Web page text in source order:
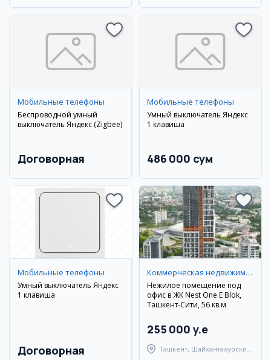
Мобильные телефоны
Беспроводной умный
выключатель Яндекс (Zigbee)
Договорная
Мобильные телефоны
Умный выключатель Яндекс
1 клавиша
486 000 сум
Мобильные телефоны
Умный выключатель Яндекс
1 клавиша
Договорная
Коммерческая недвижимость
Нежилое помещение под
офис в ЖК Nest One E Blok,
Ташкент-Сити, 56 кв.м
255 000 y.e
Ташкент, Шайхантахурский